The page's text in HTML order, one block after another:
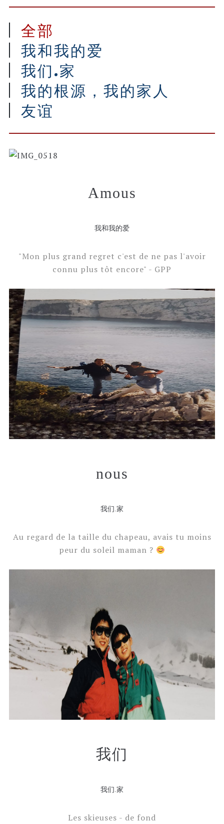
全部
我和我的爱
我们.家
我的根源，我的家人
友谊
Amous
我和我的爱
"Mon plus grand regret c'est de ne pas l'avoir
connu plus tôt encore" - GPP
nous
我们.家
Au regard de la taille du chapeau, avais tu moins
peur du soleil maman ?
我们
我们.家
Les skieuses - de fond